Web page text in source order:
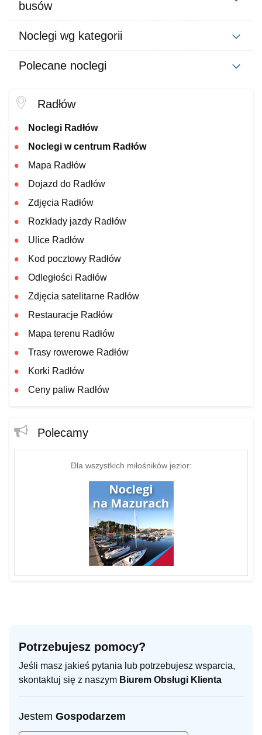
busów
Noclegi wg kategorii
Polecane noclegi
Radłów
Noclegi Radłów
Noclegi w centrum Radłów
Mapa Radłów
Dojazd do Radłów
Zdjęcia Radłów
Rozkłady jazdy Radłów
Ulice Radłów
Kod pocztowy Radłów
Odległości Radłów
Zdjęcia satelitarne Radłów
Restauracje Radłów
Mapa terenu Radłów
Trasy rowerowe Radłów
Korki Radłów
Ceny paliw Radłów
Polecamy
Dla wszystkich miłośników jezior:
Potrzebujesz pomocy?
Jeśli masz jakieś pytania lub potrzebujesz wsparcia,
skontaktuj się z naszym Biurem Obsługi Klienta
Jestem Gospodarzem